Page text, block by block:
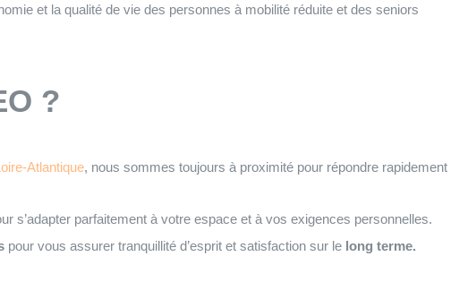
et la qualité de vie des personnes à mobilité réduite et des seniors
?
Atlantique, nous sommes toujours à proximité pour répondre rapidement
s’adapter parfaitement à votre espace et à vos exigences personnelles.
pour vous assurer tranquillité d’esprit et satisfaction sur le long terme.